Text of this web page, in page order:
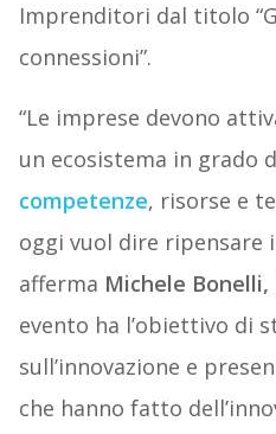
Imprenditori dal titolo
connessioni”.
“Le imprese devono
un ecosistema in grado
competenze, risorse e
oggi vuol dire ripensare
afferma Michele Bonelli,
evento ha l’obiettivo di
sull’innovazione e
che hanno fatto